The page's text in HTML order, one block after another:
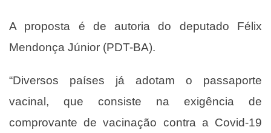
A proposta é de autoria do deputado Félix
Mendonça Júnior (PDT-BA).
“Diversos países já adotam o passaporte
vacinal, que consiste na exigência de
comprovante de vacinação contra a Covid-19